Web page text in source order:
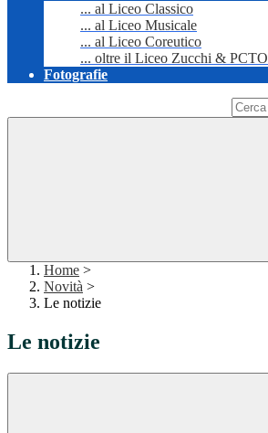
... al Liceo Classico
... al Liceo Musicale
... al Liceo Coreutico
... oltre il Liceo Zucchi & PCTO
Fotografie
Home >
Novità >
Le notizie
Le notizie